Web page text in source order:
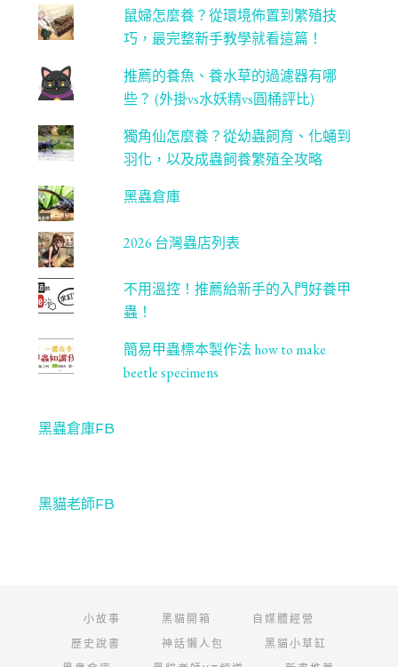
l
鼠婦怎麼養？從環境佈置到繁殖技
巧，最完整新手教學就看這篇！
推薦的養魚、養水草的過濾器有哪
些？ (外掛vs水妖精vs圓桶評比)
獨角仙怎麼養？從幼蟲飼育、化蛹到
羽化，以及成蟲飼養繁殖全攻略
黑蟲倉庫
2026 台灣蟲店列表
不用溫控！推薦給新手的入門好養甲
蟲！
簡易甲蟲標本製作法 how to make
beetle specimens
黑蟲倉庫FB
黑貓老師FB
小故事 黑貓開箱
自媒體經營
歷史說書
神話懶人包
黑貓小草缸